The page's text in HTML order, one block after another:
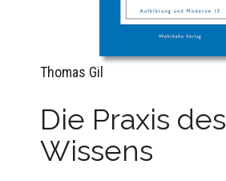
Thomas Gil
Die Praxis des
Wissens